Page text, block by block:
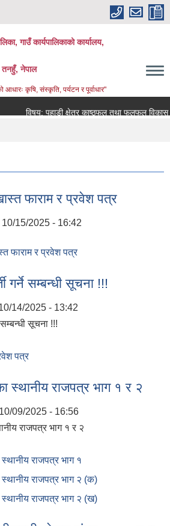
गाउँ कार्यपालिकाको कार्यालय,
नेपाल
आधारः कृषि, संस्कृति, पर्यटन र पूर्वाधार"
विषय: पहाडी क्षेत्र काष्ठफल तथा फलफूल
फाराम र प्रवेश पत्र
15/2025 - 16:42
फाराम र प्रवेश पत्र
गर्ने सम्बन्धी सूचना !!!
14/2025 - 13:42
सम्बन्धी सूचना !!!
पत्र
स्थानीय राजपत्र भाग १ र २
09/2025 - 16:56
राजपत्र भाग १ र २
राजपत्र भाग १
राजपत्र भाग २ (क)
राजपत्र भाग २ (ख)